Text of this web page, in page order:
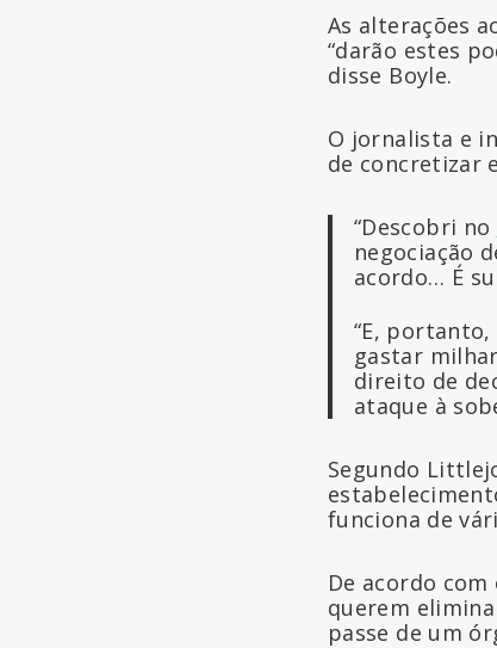
As alterações
“darão estes
disse Boyle.
O jornalista e
de concretizar
“Descobri no
negociação
acordo… É
“E,
gastar
direito de
ataque à
Segundo
funciona de
De acordo
querem
passe de um